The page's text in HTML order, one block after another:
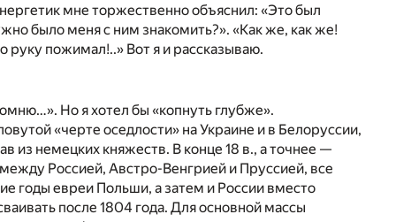
мне торжественно объяснил: «Это был
было меня с ним знакомить?». «Как же, как же!
руку пожимал!..» Вот я и рассказываю.
Но я хотел бы «копнуть глубже».
«черте оседлости» на Украине и в Белоруссии,
из немецких княжеств. В конце 18 в., а точнее —
Россией, Австро-Венгрией и Пруссией, все
годы евреи Польши, а затем и России вместо
после 1804 года. Для основной массы